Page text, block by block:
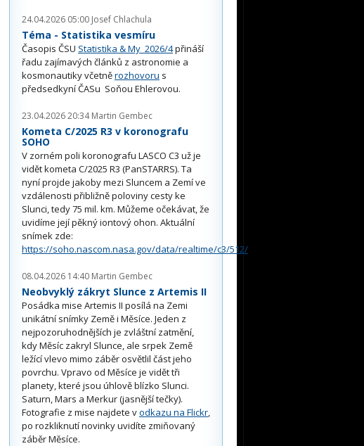
24.04.2026 05:00 Josef Chlachula
Téma - Statistika vesmíru
Časopis ČSU Statistika & My 2026/4přináší
řadu zajímavých článků z astronomie a
kosmonautiky včetněrozhovoru s
předsedkyní ČASu Soňou Ehlerovou.
23.04.2026 20:34 Martin Gembec
Kometa C/2025 R3 v koronografu
SOHO
V zorném poli koronografu LASCO C3 už je
vidět kometa C/2025 R3 (PanSTARRS). Ta
nyní projde jakoby mezi Sluncem a Zemí ve
vzdálenosti přibližně poloviny cesty ke
Slunci, tedy 75 mil. km. Můžeme očekávat, že
uvidíme její pěkný iontový ohon. Aktuální
snímek zde:
https://soho.nascom.nasa.gov/data/realtime/c3/512/
08.04.2026 14:40 Martin Gembec
Neobvyklý zákryt Slunce z Artemis II
Posádka mise Artemis II posílá na Zemi
unikátní snímky Země i Měsíce. Jeden z
nejpozoruhodnějších je zvláštní zatmění,
kdy Měsíc zakryl Slunce, ale srpek Země
ležící vlevo mimo záběr osvětlil část jeho
povrchu. Vpravo od Měsíce je vidět tři
planety, které jsou úhlově blízko Slunci.
Saturn, Mars a Merkur (jasnější tečky).
Fotografie z mise najdete vodkazu na Flickr,
po rozkliknutí novinky uvidíte zmiňovaný
záběr Měsíce.